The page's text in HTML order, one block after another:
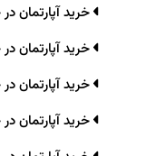
خرید آپارتمان
خرید آپارتمان
خرید آپارتمان
خرید آپارتمان